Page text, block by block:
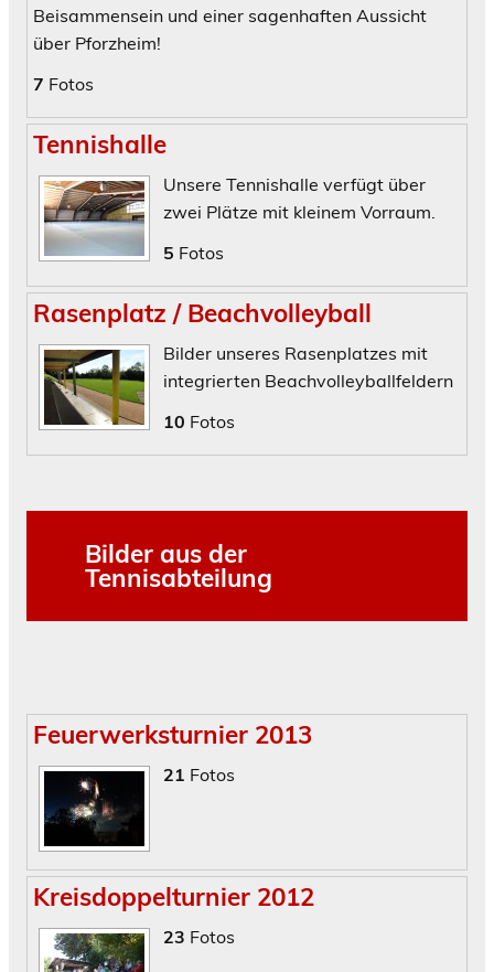
Beisammensein und einer sagenhaften Aussicht
über Pforzheim!
7 Fotos
Tennishalle
Unsere Tennishalle verfügt über
zwei Plätze mit kleinem Vorraum.
5 Fotos
Rasenplatz / Beachvolleyball
Bilder unseres Rasenplatzes mit
integrierten Beachvolleyballfeldern
10 Fotos
Bilder aus der
Tennisabteilung
Feuerwerksturnier 2013
21 Fotos
Kreisdoppelturnier 2012
23 Fotos